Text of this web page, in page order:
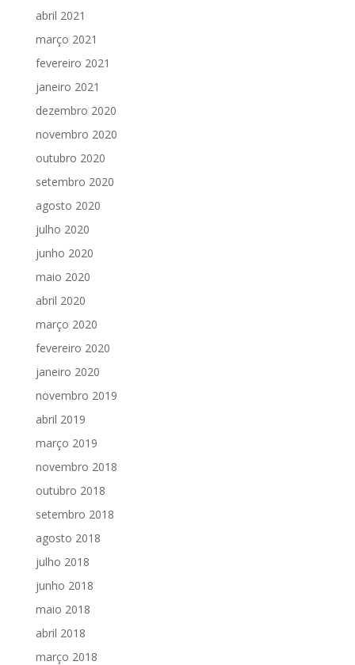
abril 2021
março 2021
fevereiro 2021
janeiro 2021
dezembro 2020
novembro 2020
outubro 2020
setembro 2020
agosto 2020
julho 2020
junho 2020
maio 2020
abril 2020
março 2020
fevereiro 2020
janeiro 2020
novembro 2019
abril 2019
março 2019
novembro 2018
outubro 2018
setembro 2018
agosto 2018
julho 2018
junho 2018
maio 2018
abril 2018
março 2018